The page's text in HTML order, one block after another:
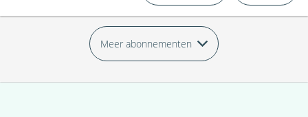
Meer abonnementen